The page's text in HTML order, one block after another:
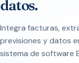
datos.
Integra facturas,
previsiones y datos
sistema de software